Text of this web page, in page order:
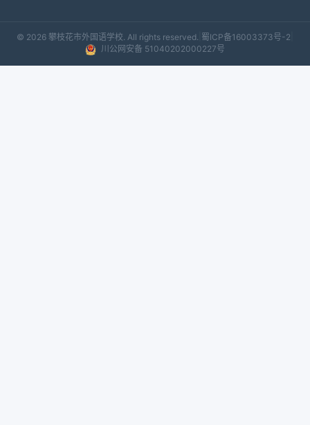
© 2026 攀枝花市外国语学校. All rights reserved. 蜀ICP备16003373号-2
川公网安备 51040202000227号